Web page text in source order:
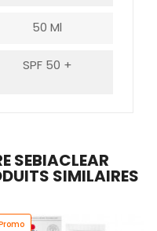
50 Ml
SPF 50 +
SEBIACLEAR
SIMILAIRES